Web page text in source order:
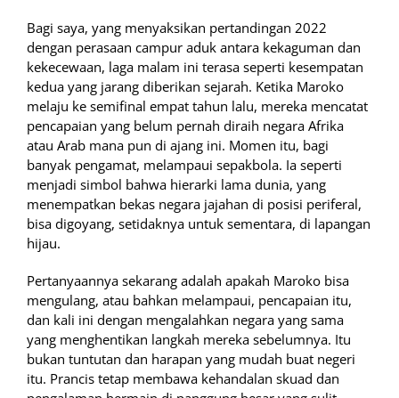
Bagi saya, yang menyaksikan pertandingan 2022
dengan perasaan campur aduk antara kekaguman dan
kekecewaan, laga malam ini terasa seperti kesempatan
kedua yang jarang diberikan sejarah. Ketika Maroko
melaju ke semifinal empat tahun lalu, mereka mencatat
pencapaian yang belum pernah diraih negara Afrika
atau Arab mana pun di ajang ini. Momen itu, bagi
banyak pengamat, melampaui sepakbola. Ia seperti
menjadi simbol bahwa hierarki lama dunia, yang
menempatkan bekas negara jajahan di posisi periferal,
bisa digoyang, setidaknya untuk sementara, di lapangan
hijau.
Pertanyaannya sekarang adalah apakah Maroko bisa
mengulang, atau bahkan melampaui, pencapaian itu,
dan kali ini dengan mengalahkan negara yang sama
yang menghentikan langkah mereka sebelumnya. Itu
bukan tuntutan dan harapan yang mudah buat negeri
itu. Prancis tetap membawa kehandalan skuad dan